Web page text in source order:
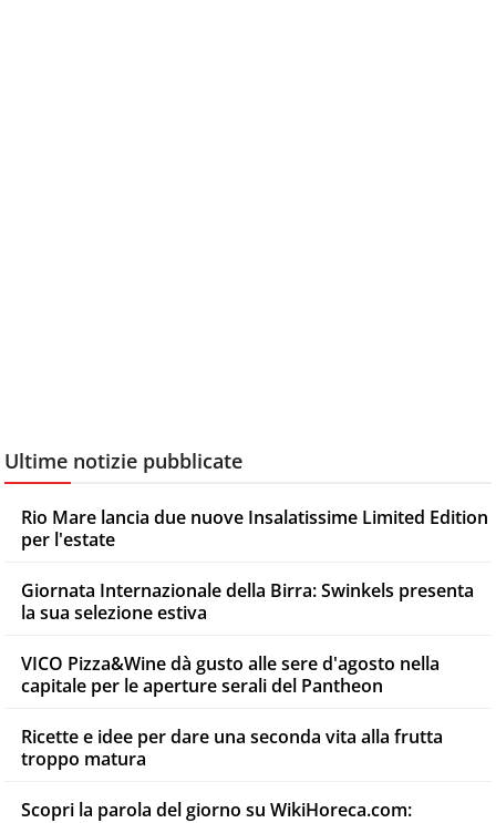
Ultime notizie pubblicate
Rio Mare lancia due nuove Insalatissime Limited Edition
per l'estate
Giornata Internazionale della Birra: Swinkels presenta
la sua selezione estiva
VICO Pizza&Wine dà gusto alle sere d'agosto nella
capitale per le aperture serali del Pantheon
Ricette e idee per dare una seconda vita alla frutta
troppo matura
Scopri la parola del giorno su WikiHoreca.com: